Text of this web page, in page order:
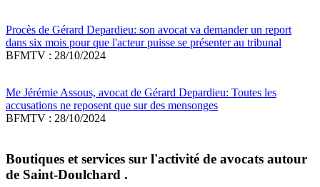
Procès de Gérard Depardieu: son avocat va demander un report
dans six mois pour que l'acteur puisse se présenter au tribunal
BFMTV : 28/10/2024
Me Jérémie Assous, avocat de Gérard Depardieu: Toutes les
accusations ne reposent que sur des mensonges
BFMTV : 28/10/2024
Boutiques et services sur l'activité de avocats autour
de Saint-Doulchard .